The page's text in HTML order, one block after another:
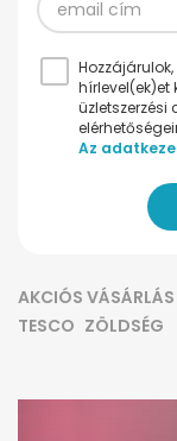
hírlevel(ek)et
Az
AKCIÓS VÁSÁRLÁS
TESCO ZÖLDSÉG